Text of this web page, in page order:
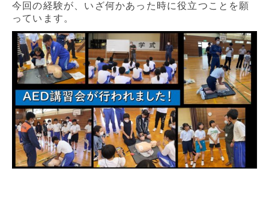
今回の経験が、いざ何かあった時に役立つことを願
っています。